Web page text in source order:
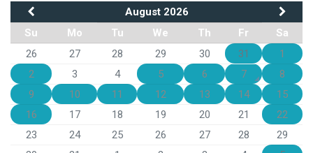
August 2026
Su
Mo Tu We Th Fr
Sa
26
27 28 29 30 31
1
2
3 4 5 6 7
8
9
10 11 12 13 14
15
16
17 18 19 20 21
22
23
24 25 26 27 28
29